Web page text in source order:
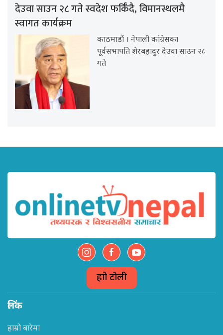
देउवा साउन २८ गते स्वदेश फर्किँदै, विमानस्थलमै
स्वागत कार्यक्रम
काठमाडौं । नेपाली कांग्रेसका
पूर्वसभापति शेरबहादुर देउवा साउन २८
गते
हाम्रो टोली
लिंक
हाम्रो बारेमा